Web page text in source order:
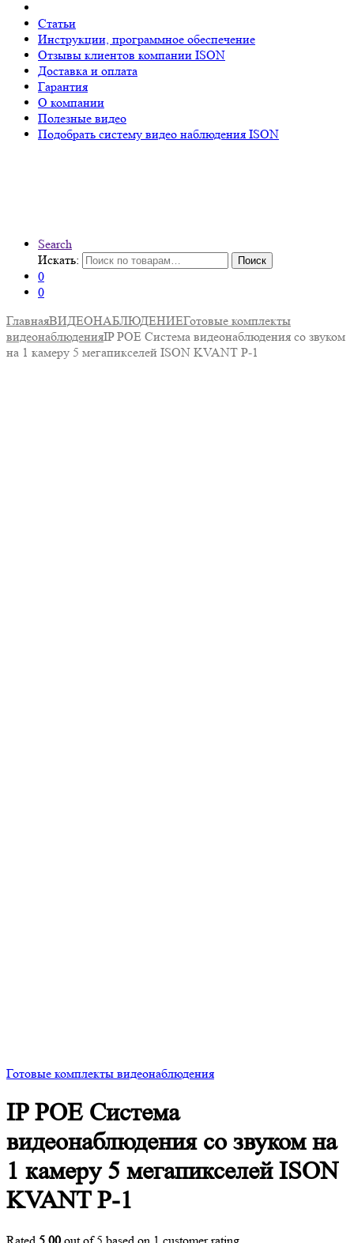
Статьи
Инструкции, программное обеспечение
Отзывы клиентов компании ISON
Доставка и оплата
Гарантия
О компании
Полезные видео
Подобрать систему видео наблюдения ISON
Search
Искать:
Поиск
0
0
ГлавнаяВИДЕОНАБЛЮДЕНИЕГотовые комплекты
видеонаблюденияIP POE Система видеонаблюдения со звуком
на 1 камеру 5 мегапикселей ISON KVANT P-1
Готовые комплекты видеонаблюдения
IP POE Система
видеонаблюдения со звуком на
1 камеру 5 мегапикселей ISON
KVANT P-1